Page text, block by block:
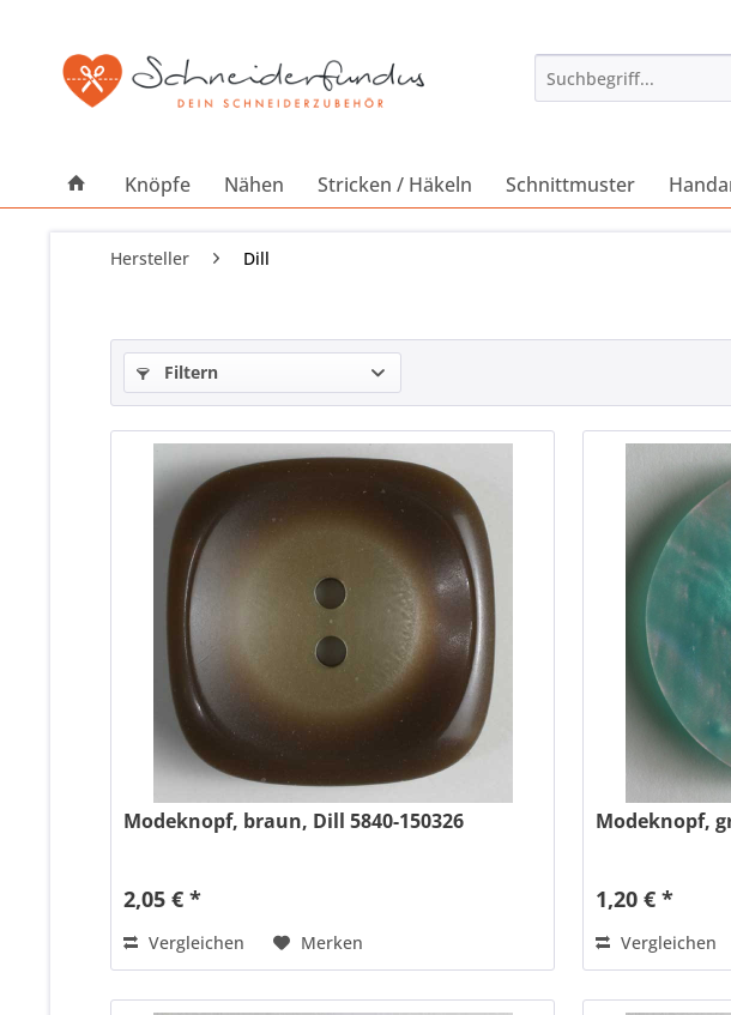
Knöpfe Nähen Stricken / Häkeln Schnittmuster
Hersteller Dill
Filtern
Modeknopf, braun, Dill 5840-150326
2,05 € *
Vergleichen Merken
Modeknopf,
1,20 € *
Vergleichen